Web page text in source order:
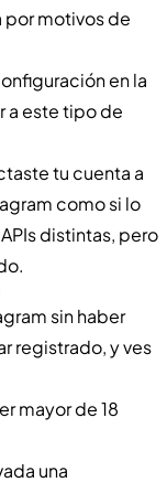
por motivos de
en la
a este tipo de
tu cuenta a
como si lo
distintas, pero
sin haber
registrado, y ves
mayor de 18
una